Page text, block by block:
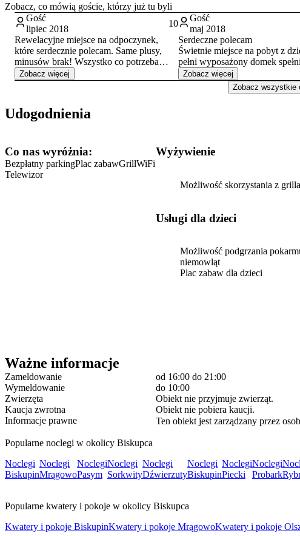
Zobacz, co mówią goście, którzy już tu byli
Gość
lipiec 2018
10
Rewelacyjne miejsce na odpoczynek,
które serdecznie polecam. Same plusy,
minusów brak! Wszystko co potrzeba
żeby naładować baterie! Rewelacyjna
właścicielka!! Na pewno tam wrócimy
Zobacz więcej
Gość
maj 2018
Serdeczne polecam
Świetnie miejsce na pobyt z
pełni wyposażony domek
oczekiwania, czysciutko, przytulnie :)
Spędziliśmy fantastyczny
majowy w gronie przyjaciół. 10 za
Zobacz więcej
Zobacz wszystkie
Udogodnienia
Co nas wyróżnia:
Bezpłatny parkingPlac zabawGrillWiFi
Telewizor
Wyżywienie
Możliwość skorzystania z grilla
usługi dla dzieci
Możliwość podgrzania
niemowląt
Plac zabaw dla dzieci
Ważne informacje
Zameldowanie od 16:00 do 21:00
Wymeldowanie
do 10:00
Zwierzęta
Obiekt nie przyjmuje zwierząt.
Kaucja zwrotna
Obiekt nie pobiera kaucji.
Informacje prawne
Ten obiekt jest zarządzany przez
Popularne noclegi w okolicy Biskupca
Noclegi
Biskupin
Noclegi
Mrągowo
Noclegi
Pasym
Noclegi
Sorkwity
Noclegi
Dźwierzuty
Noclegi
Biskupin
Noclegi
Piecki
Noclegi
Probark
Popularne kwatery i pokoje w okolicy Biskupca
Kwatery i pokoje BiskupinKwatery i pokoje MrągowoKwatery i pokoje